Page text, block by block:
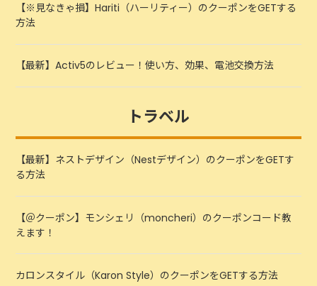
【※見なきゃ損】Hariti（ハーリティー）のクーポンをGETする
方法
【最新】Activ5のレビュー！使い方、効果、電池交換方法
トラベル
【最新】ネストデザイン（Nestデザイン）のクーポンをGETす
る方法
【＠クーポン】モンシェリ（moncheri）のクーポンコード教
えます！
カロンスタイル（Karon Style）のクーポンをGETする方法